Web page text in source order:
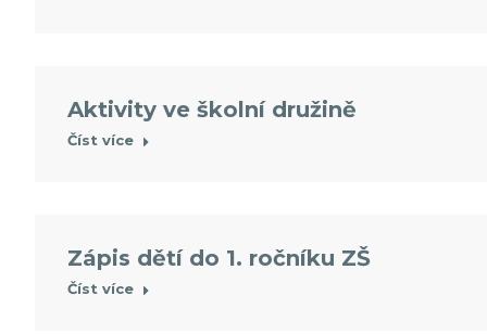
Aktivity ve školní družině
Číst více
Zápis dětí do 1. ročníku ZŠ
Číst více